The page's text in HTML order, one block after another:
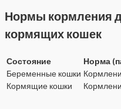
Нормы кормления
кормящих кошек
Состояние
Норма
Беременные кошки
Кормящие кошки